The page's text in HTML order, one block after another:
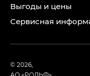
Выгоды и цены
Сервисная
© 2026,